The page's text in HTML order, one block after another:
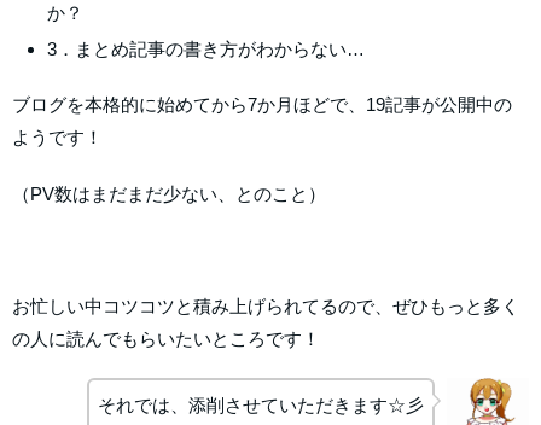
か？
3．まとめ記事の書き方がわからない…
ブログを本格的に始めてから7か月ほどで、19記事が公開中の
ようです！
（PV数はまだまだ少ない、とのこと）
お忙しい中コツコツと積み上げられてるので、ぜひもっと多く
の人に読んでもらいたいところです！
それでは、添削させていただきます☆彡